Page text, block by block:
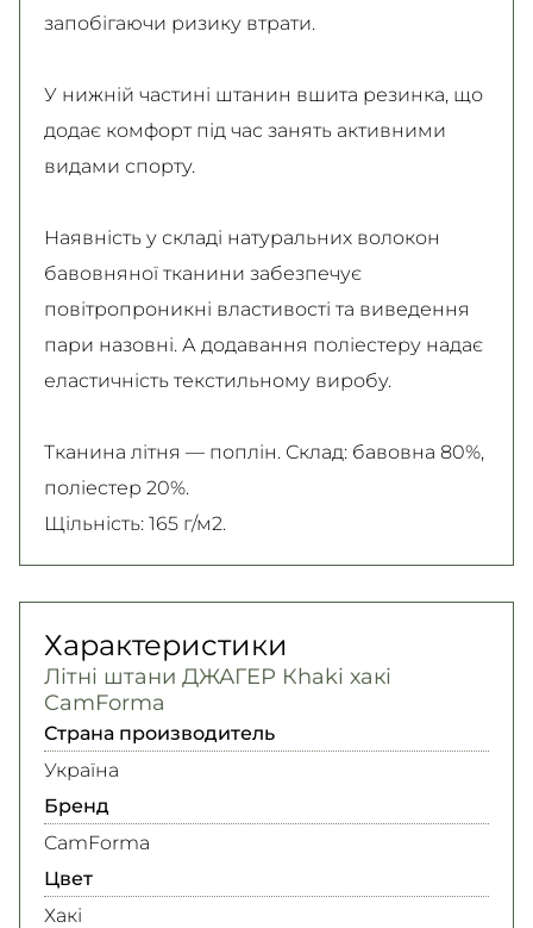
запобігаючи ризику втрати.
У нижній частині штанин вшита резинка, що
додає комфорт під час занять активними
видами спорту.
Наявність у складі натуральних волокон
бавовняної тканини забезпечує
повітропроникні властивості та виведення
пари назовні. А додавання поліестеру надає
еластичність текстильному виробу.
Тканина літня — поплін. Склад: бавовна 80%,
поліестер 20%.
Щільність: 165 г/м2.
Характеристики
Літні штани ДЖАГЕР Кhaki хакі
CamForma
Страна производитель
Україна
Бренд
CamForma
Цвет
Хакі